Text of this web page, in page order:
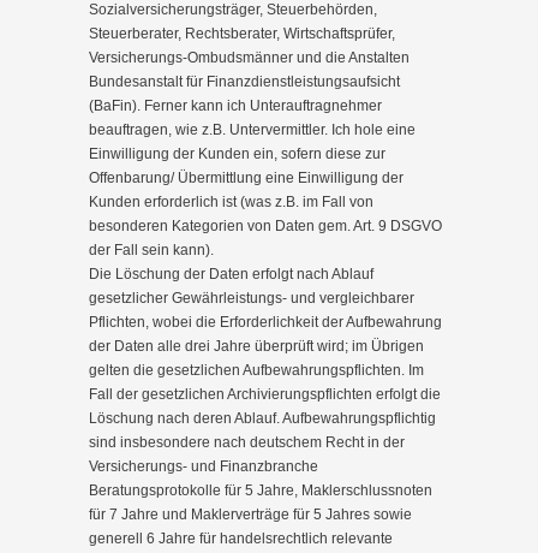
Sozialversicherungsträger, Steuerbehörden,
Steuerberater, Rechtsberater, Wirtschaftsprüfer,
Versicherungs-Ombudsmänner und die Anstalten
Bundesanstalt für Finanzdienstleistungsaufsicht
(BaFin). Ferner kann ich Unterauftragnehmer
beauftragen, wie z.B. Untervermittler. Ich hole eine
Einwilligung der Kunden ein, sofern diese zur
Offenbarung/ Übermittlung eine Einwilligung der
Kunden erforderlich ist (was z.B. im Fall von
besonderen Kategorien von Daten gem. Art. 9 DSGVO
der Fall sein kann).
Die Löschung der Daten erfolgt nach Ablauf
gesetzlicher Gewährleistungs- und vergleichbarer
Pflichten, wobei die Erforderlichkeit der Aufbewahrung
der Daten alle drei Jahre überprüft wird; im Übrigen
gelten die gesetzlichen Aufbewahrungspflichten. Im
Fall der gesetzlichen Archivierungspflichten erfolgt die
Löschung nach deren Ablauf. Aufbewahrungspflichtig
sind insbesondere nach deutschem Recht in der
Versicherungs- und Finanzbranche
Beratungsprotokolle für 5 Jahre, Maklerschlussnoten
für 7 Jahre und Maklerverträge für 5 Jahres sowie
generell 6 Jahre für handelsrechtlich relevante